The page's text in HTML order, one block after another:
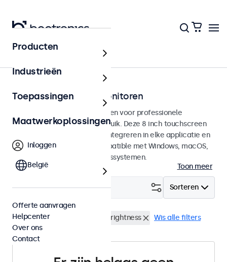
Touchscreens
8 inch touchscreen monitoren
8 inch touchscreens ontworpen voor professionele
toepassingen en continu gebruik. Deze 8 inch touchscreen
monitoren zijn eenvoudig te integreren in elke applicatie en
iedere omgeving en zijn compatible met Windows, macOS,
ChromeOS en Linux besturingssystemen.
Toon meer
Sorteren
Filter (0)
8 inch touchscreens High-brightness Wis alle filters
Producten
Industrieën
Toepassingen
Maatwerkoplossingen
Inloggen
België
Offerte aanvragen
Helpcenter
Over ons
Contact